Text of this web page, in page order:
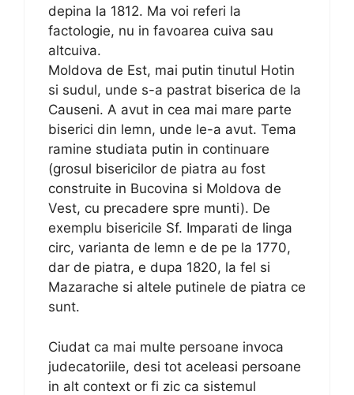
depina la 1812. Ma voi referi la
factologie, nu in favoarea cuiva sau
altcuiva.
Moldova de Est, mai putin tinutul Hotin
si sudul, unde s-a pastrat biserica de la
Causeni. A avut in cea mai mare parte
biserici din lemn, unde le-a avut. Tema
ramine studiata putin in continuare
(grosul bisericilor de piatra au fost
construite in Bucovina si Moldova de
Vest, cu precadere spre munti). De
exemplu bisericile Sf. Imparati de linga
circ, varianta de lemn e de pe la 1770,
dar de piatra, e dupa 1820, la fel si
Mazarache si altele putinele de piatra ce
sunt.
Ciudat ca mai multe persoane invoca
judecatoriile, desi tot aceleasi persoane
in alt context or fi zic ca sistemul